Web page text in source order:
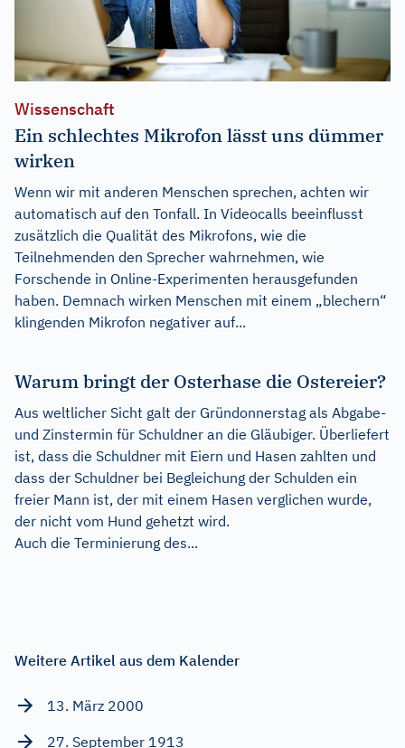
Wissenschaft
Ein schlechtes Mikrofon lässt uns dümmer
wirken
Wenn wir mit anderen Menschen sprechen, achten wir
automatisch auf den Tonfall. In Videocalls beeinflusst
zusätzlich die Qualität des Mikrofons, wie die
Teilnehmenden den Sprecher wahrnehmen, wie
Forschende in Online-Experimenten herausgefunden
haben. Demnach wirken Menschen mit einem „blechern“
klingenden Mikrofon negativer auf...
Warum bringt der Osterhase die Ostereier?
Aus weltlicher Sicht galt der Gründonnerstag als Abgabe-
und Zinstermin für Schuldner an die Gläubiger. Überliefert
ist, dass die Schuldner mit Eiern und Hasen zahlten und
dass der Schuldner bei Begleichung der Schulden ein
freier Mann ist, der mit einem Hasen verglichen wurde,
der nicht vom Hund gehetzt wird.
Auch die Terminierung des...
Weitere Artikel aus dem Kalender
13. März 2000
27. September 1913